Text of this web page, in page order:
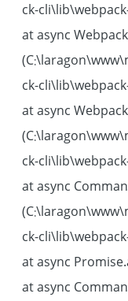
ck-
at async
ck-
at async
ck-
at async
ck-
at async